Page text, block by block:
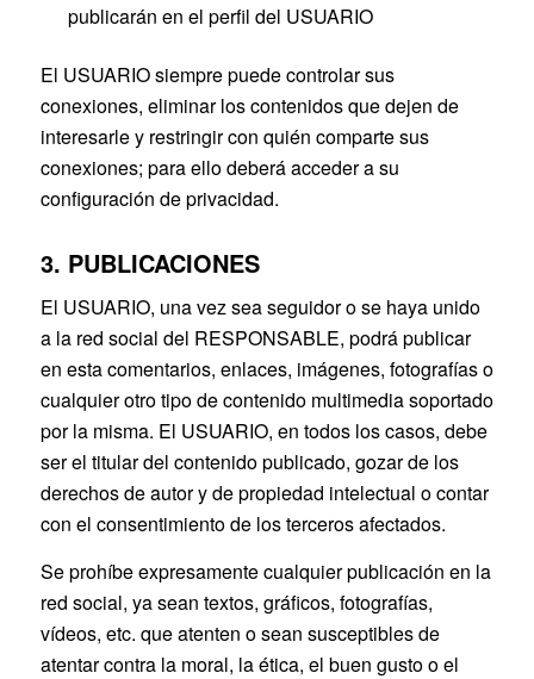
publicarán en el perfil del USUARIO
El USUARIO siempre puede controlar sus
conexiones, eliminar los contenidos que dejen de
interesarle y restringir con quién comparte sus
conexiones; para ello deberá acceder a su
configuración de privacidad.
3. PUBLICACIONES
El USUARIO, una vez sea seguidor o se haya unido
a la red social del RESPONSABLE, podrá publicar
en esta comentarios, enlaces, imágenes, fotografías o
cualquier otro tipo de contenido multimedia soportado
por la misma. El USUARIO, en todos los casos, debe
ser el titular del contenido publicado, gozar de los
derechos de autor y de propiedad intelectual o contar
con el consentimiento de los terceros afectados.
Se prohíbe expresamente cualquier publicación en la
red social, ya sean textos, gráficos, fotografías,
vídeos, etc. que atenten o sean susceptibles de
atentar contra la moral, la ética, el buen gusto o el